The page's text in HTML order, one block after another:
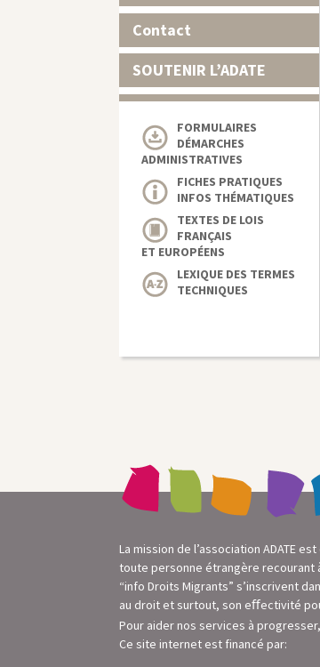
Contact
SOUTENIR L’ADATE
FORMULAIRES
DÉMARCHES
ADMINISTRATIVES
FICHES PRATIQUES
INFOS THÉMATIQUES
TEXTES DE LOIS
FRANÇAIS
ET EUROPÉENS
LEXIQUE DES TERMES
TECHNIQUES
La mission de l’association ADATE
toute personne étrangère recourant
“info Droits Migrants” s’inscrivent
au droit et surtout, son eﬀectivité
Pour aider nos services à progresser,
Ce site internet est financé par: